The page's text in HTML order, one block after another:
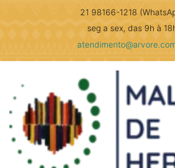
21 98166-1218
seg a sex, das 9h à